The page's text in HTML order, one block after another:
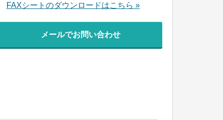
FAXシートのダウンロードはこちら »
メールでお問い合わせ